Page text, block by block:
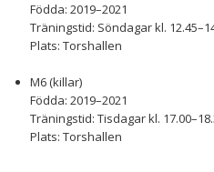
Födda: 2019–2021
Träningstid: Söndagar kl.
Plats: Torshallen
M6 (killar)
Födda: 2019–2021
Träningstid: Tisdagar kl.
Plats: Torshallen